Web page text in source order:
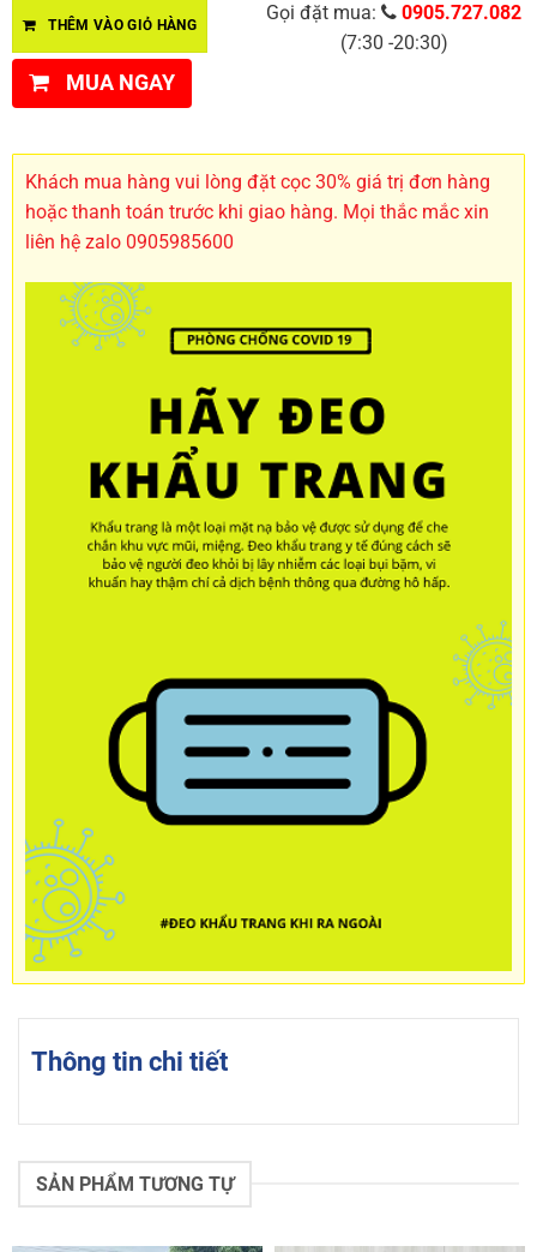
THÊM VÀO GIỎ HÀNG
MUA NGAY
Gọi đặt mua:
0905.727.082
(7:30 -20:30)
Khách mua hàng vui lòng đặt cọc 30% giá trị đơn hàng
hoặc thanh toán trước khi giao hàng. Mọi thắc mắc xin
liên hệ zalo 0905985600
Thông tin chi tiết
SẢN PHẨM TƯƠNG TỰ